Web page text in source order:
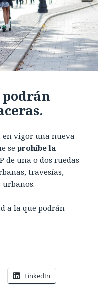
en vigor una nueva
seprohíbe la
de una o dos ruedas
travesías,
urbanos.
a la que podrán
podrán circular por las
LinkedIn